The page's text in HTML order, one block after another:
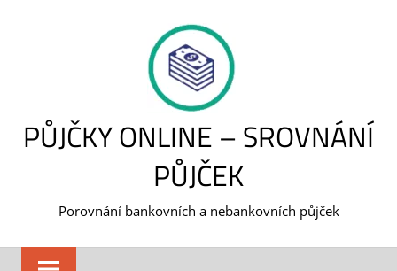
PŮJČKY ONLINE – SROVNÁNÍ
PŮJČEK
Porovnání bankovních a nebankovních půjček